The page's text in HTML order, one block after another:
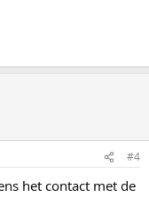
#4
het contact met de